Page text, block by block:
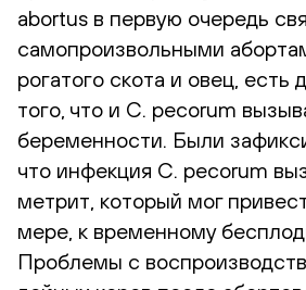
abortus в первую очередь
самопроизвольными
рогатого скота и овец, есть
того, что и C. pecorum
беременности. Были
что инфекция C. pecorum
метрит, который мог
мере, к временному
Проблемы с